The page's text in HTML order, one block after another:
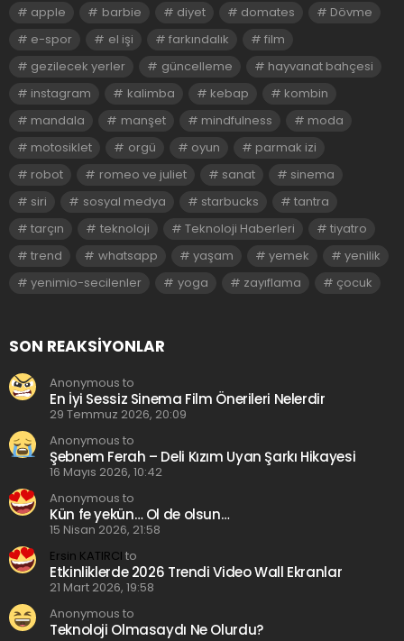
apple barbie diyet domates
Dövme
e-spor
el işi farkındalık
film
gezilecek yerler
güncelleme
hayvanat bahçesi
instagram
kalimba kebap
kombin
mandala
manşet mindfulness
moda
motosiklet
orgü oyun
parmak izi
robot
romeo ve juliet sanat
sinema
siri
sosyal medya starbucks
tantra
tarçın
teknoloji Teknoloji Haberleri
tiyatro
trend
whatsapp yaşam yemek
yenilik
yenimio-secilenler
yoga zayıflama çocuk
SON REAKSIYONLAR
Anonymous to
En İyi Sessiz Sinema Film Önerileri Nelerdir
29 Temmuz 2026, 20:09
Anonymous to
Şebnem Ferah – Deli Kızım Uyan Şarkı Hikayesi
16 Mayıs 2026, 10:42
Anonymous to
Kün fe yekün… Ol de olsun…
15 Nisan 2026, 21:58
Ersin KATIRCI to
Etkinliklerde 2026 Trendi Video Wall Ekranlar
21 Mart 2026, 19:58
Anonymous to
Teknoloji Olmasaydı Ne Olurdu?